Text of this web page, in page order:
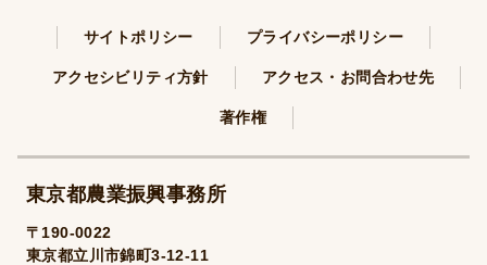
サイトポリシー プライバシーポリシー
アクセシビリティ方針 アクセス・お問合わせ先
著作権
東京都農業振興事務所
〒190-0022
東京都立川市錦町3-12-11